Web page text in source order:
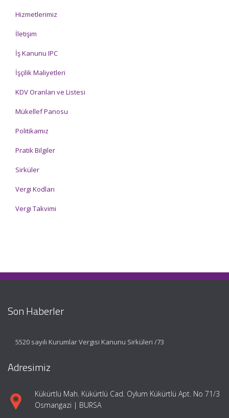
Hizmetlerimiz
İletişim
İş Kanunu IPC
İşçilik Maliyetleri
KDV Oranları ve Listesi
Mükellef Panosu
Politikamız
Pratik Bilgiler
Sirküler
Vergi Kodları
Vergi Takvimi
Son Haberler
5520 sayılı Kurumlar Vergisi Kanunu Sirküleri /73
Adresimiz
Kükürtlü Mah. Kükürtlü Cad. Oylum Kükürtlü Apt. No 71/3
Osmangazi | BURSA